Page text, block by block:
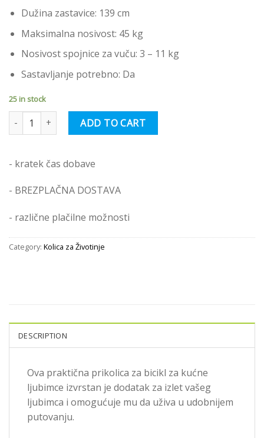
Dužina zastavice: 139 cm
Maksimalna nosivost: 45 kg
Nosivost spojnice za vuču: 3 – 11 kg
Sastavljanje potrebno: Da
25 in stock
vidaXL Prikolica za bicikl za ljubimce narančasto-crna tkanina/
ADD TO CART
- kratek čas dobave
- BREZPLAČNA DOSTAVA
- različne plačilne možnosti
Category: Kolica za Životinje
DESCRIPTION
Ova praktična prikolica za bicikl za kućne
ljubimce izvrstan je dodatak za izlet vašeg
ljubimca i omogućuje mu da uživa u udobnijem
putovanju.